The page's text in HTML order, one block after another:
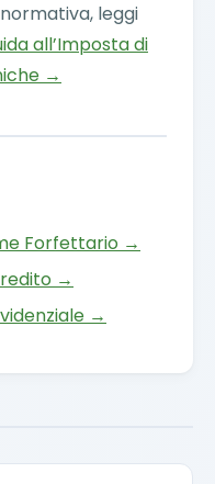
leggi
all’Imposta di
→
Forfettario →
→
→